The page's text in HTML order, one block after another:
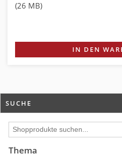
(26 MB)
IN DEN
SUCHE
Thema